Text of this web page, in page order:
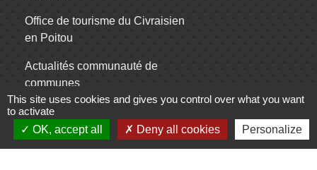
Office de tourisme du Civraisien
en Poitou
Actualités communauté de
communes
Centre Culturel La Marchoise
C.P.A. Lathus
This site uses cookies and gives you control over what you want
to activate
OK, accept all
Deny all cookies Personalize